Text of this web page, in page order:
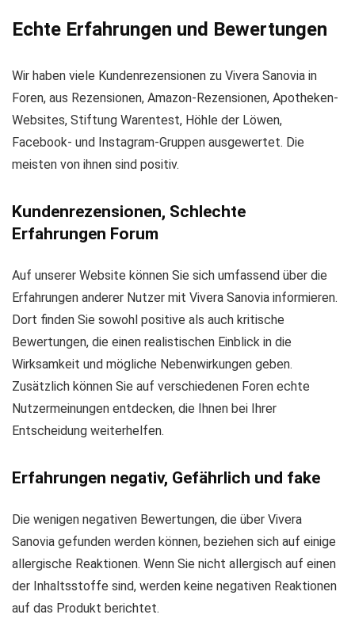
Echte Erfahrungen und Bewertungen
Wir haben viele Kundenrezensionen zu Vivera Sanovia in
Foren, aus Rezensionen, Amazon-Rezensionen, Apotheken-
Websites, Stiftung Warentest, Höhle der Löwen,
Facebook- und Instagram-Gruppen ausgewertet. Die
meisten von ihnen sind positiv.
Kundenrezensionen, Schlechte
Erfahrungen Forum
Auf unserer Website können Sie sich umfassend über die
Erfahrungen anderer Nutzer mit Vivera Sanovia informieren.
Dort finden Sie sowohl positive als auch kritische
Bewertungen, die einen realistischen Einblick in die
Wirksamkeit und mögliche Nebenwirkungen geben.
Zusätzlich können Sie auf verschiedenen Foren echte
Nutzermeinungen entdecken, die Ihnen bei Ihrer
Entscheidung weiterhelfen.
Erfahrungen negativ, Gefährlich und fake
Die wenigen negativen Bewertungen, die über Vivera
Sanovia gefunden werden können, beziehen sich auf einige
allergische Reaktionen. Wenn Sie nicht allergisch auf einen
der Inhaltsstoffe sind, werden keine negativen Reaktionen
auf das Produkt berichtet.